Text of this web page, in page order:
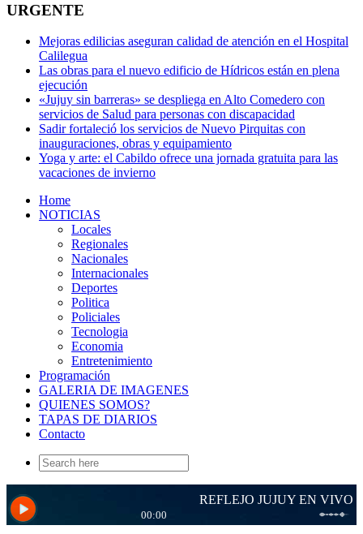
URGENTE
Mejoras edilicias aseguran calidad de atención en el Hospital
Calilegua
Las obras para el nuevo edificio de Hídricos están en plena
ejecución
«Jujuy sin barreras» se despliega en Alto Comedero con
servicios de Salud para personas con discapacidad
Sadir fortaleció los servicios de Nuevo Pirquitas con
inauguraciones, obras y equipamiento
Yoga y arte: el Cabildo ofrece una jornada gratuita para las
vacaciones de invierno
Home
NOTICIAS
Locales
Regionales
Nacionales
Internacionales
Deportes
Politica
Policiales
Tecnologia
Economia
Entretenimiento
Programación
GALERIA DE IMAGENES
QUIENES SOMOS?
TAPAS DE DIARIOS
Contacto
Search
for: